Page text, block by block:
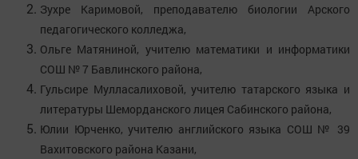
Зухре Каримовой, преподавателю биологии Арского
педагогического колледжа,
Ольге Матяниной, учителю математики и информатики
СОШ № 7 Бавлинского района,
Гульсире Мулласалиховой, учителю татарского языка и
литературы Шеморданского лицея Сабинского района,
Юлии Юрченко, учителю английского языка СОШ № 39
Вахитовского района Казани,